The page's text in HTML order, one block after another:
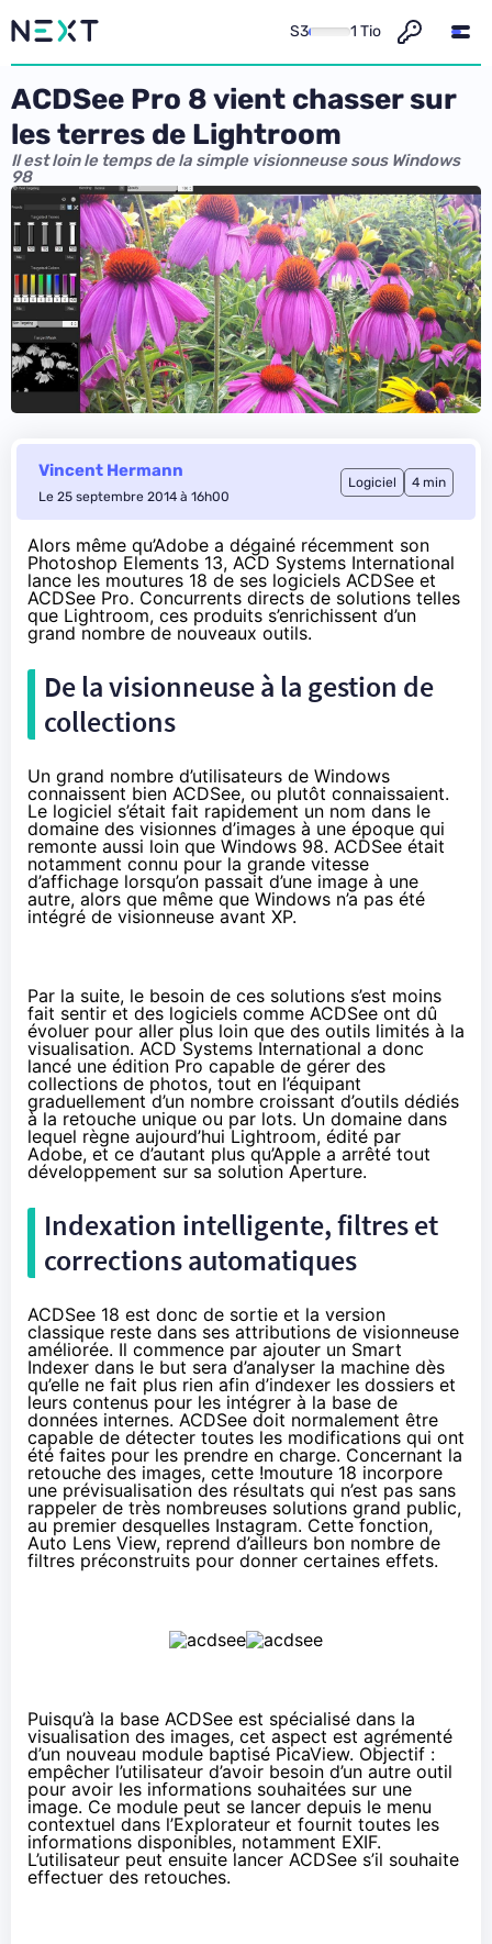
S3 1 Tio
ACDSee Pro 8 vient chasser sur
les terres de Lightroom
Il est loin le temps de la simple visionneuse sous Windows
98
Vincent Hermann
Le 25 septembre 2014 à 16h00
Logiciel 4 min
Alors même qu’Adobe a dégainé récemment son
Photoshop Elements 13, ACD Systems International
lance les moutures 18 de ses logiciels ACDSee et
ACDSee Pro. Concurrents directs de solutions telles
que Lightroom, ces produits s’enrichissent d’un
grand nombre de nouveaux outils.
De la visionneuse à la gestion de
collections
Un grand nombre d’utilisateurs de Windows
connaissent bien ACDSee, ou plutôt connaissaient.
Le logiciel s’était fait rapidement un nom dans le
domaine des visionnes d’images à une époque qui
remonte aussi loin que Windows 98. ACDSee était
notamment connu pour la grande vitesse
d’affichage lorsqu’on passait d’une image à une
autre, alors que même que Windows n’a pas été
intégré de visionneuse avant XP.
Par la suite, le besoin de ces solutions s’est moins
fait sentir et des logiciels comme ACDSee ont dû
évoluer pour aller plus loin que des outils limités à la
visualisation. ACD Systems International a donc
lancé une édition Pro capable de gérer des
collections de photos, tout en l’équipant
graduellement d’un nombre croissant d’outils dédiés
à la retouche unique ou par lots. Un domaine dans
lequel règne aujourd’hui Lightroom, édité par
Adobe, et ce d’autant plus qu’Apple a arrêté tout
développement sur sa solution Aperture.
Indexation intelligente, filtres et
corrections automatiques
ACDSee 18 est donc de sortie et la version
classique reste dans ses attributions de visionneuse
améliorée. Il commence par ajouter un Smart
Indexer dans le but sera d’analyser la machine dès
qu’elle ne fait plus rien afin d’indexer les dossiers et
leurs contenus pour les intégrer à la base de
données internes. ACDSee doit normalement être
capable de détecter toutes les modifications qui ont
été faites pour les prendre en charge. Concernant la
retouche des images, cette !mouture 18 incorpore
une prévisualisation des résultats qui n’est pas sans
rappeler de très nombreuses solutions grand public,
au premier desquelles Instagram. Cette fonction,
Auto Lens View, reprend d’ailleurs bon nombre de
filtres préconstruits pour donner certaines effets.
Puisqu’à la base ACDSee est spécialisé dans la
visualisation des images, cet aspect est agrémenté
d’un nouveau module baptisé PicaView. Objectif :
empêcher l’utilisateur d’avoir besoin d’un autre outil
pour avoir les informations souhaitées sur une
image. Ce module peut se lancer depuis le menu
contextuel dans l’Explorateur et fournit toutes les
informations disponibles, notamment EXIF.
L’utilisateur peut ensuite lancer ACDSee s’il souhaite
effectuer des retouches.